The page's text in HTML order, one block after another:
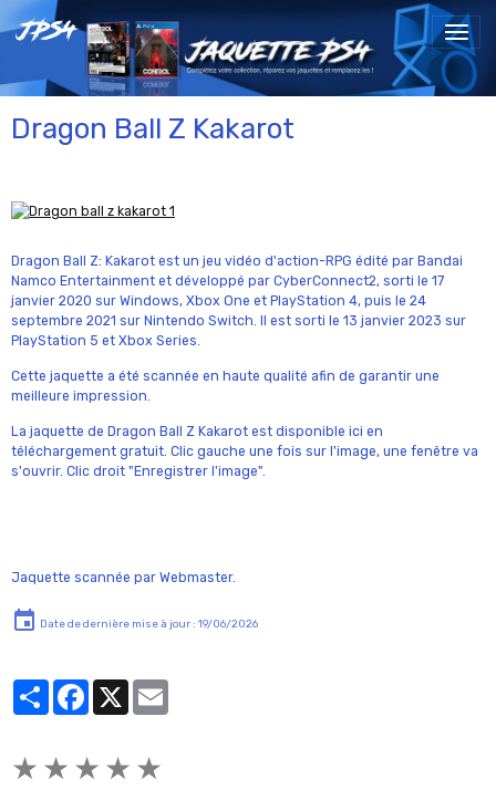
Dragon Ball Z Kakarot
Dragon Ball Z: Kakarot est un jeu vidéo d'action-RPG édité par Bandai
Namco Entertainment et développé par CyberConnect2, sorti le 17
janvier 2020 sur Windows, Xbox One et PlayStation 4, puis le 24
septembre 2021 sur Nintendo Switch. Il est sorti le 13 janvier 2023 sur
PlayStation 5 et Xbox Series.
Cette jaquette a été scannée en haute qualité afin de garantir une
meilleure impression.
La jaquette de Dragon Ball Z Kakarot est disponible ici en
téléchargement gratuit. Clic gauche une fois sur l'image, une fenêtre va
s'ouvrir. Clic droit "Enregistrer l'image".
Jaquette scannée par Webmaster.
Date de dernière mise à jour : 19/06/2026
PartagerFacebook
★ ★ ★ ★ ★